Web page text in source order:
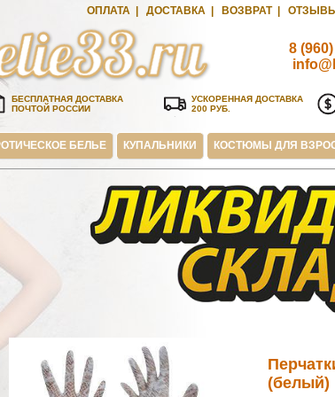
ОПЛАТА| ДОСТАВКА| ВОЗВРАТ| ОТЗЫВЫ
8
БЕСПЛАТНАЯ ДОСТАВКА
ПОЧТОЙ РОССИИ
УСКОРЕННАЯ ДОСТАВКА
200 РУБ.
БЕЛЬЕ КУПАЛЬНИКИ КОСТЮМЫ ДЛЯ
(белый)